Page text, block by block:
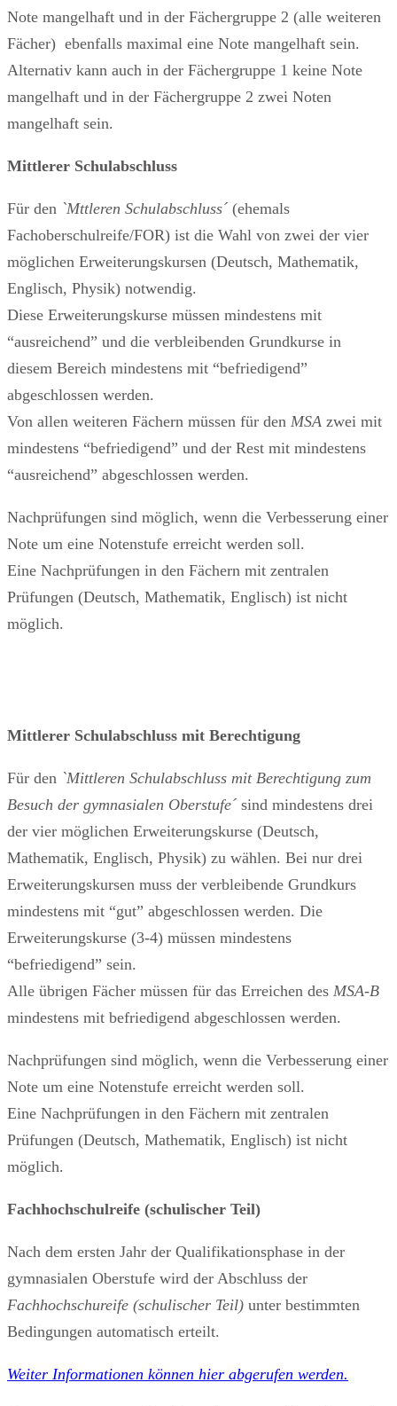
Note mangelhaft und in der Fächergruppe 2 (alle weiteren
Fächer) ebenfalls maximal eine Note mangelhaft sein.
Alternativ kann auch in der Fächergruppe 1 keine Note
mangelhaft und in der Fächergruppe 2 zwei Noten
mangelhaft sein.
Mittlerer Schulabschluss
Für den `Mttleren Schulabschluss´ (ehemals
Fachoberschulreife/FOR) ist die Wahl von zwei der vier
möglichen Erweiterungskursen (Deutsch, Mathematik,
Englisch, Physik) notwendig.
Diese Erweiterungskurse müssen mindestens mit
“ausreichend” und die verbleibenden Grundkurse in
diesem Bereich mindestens mit “befriedigend”
abgeschlossen werden.
Von allen weiteren Fächern müssen für den MSA zwei mit
mindestens “befriedigend” und der Rest mit mindestens
“ausreichend” abgeschlossen werden.
Nachprüfungen sind möglich, wenn die Verbesserung einer
Note um eine Notenstufe erreicht werden soll.
Eine Nachprüfungen in den Fächern mit zentralen
Prüfungen (Deutsch, Mathematik, Englisch) ist nicht
möglich.
Mittlerer Schulabschluss mit Berechtigung
Für den `Mittleren Schulabschluss mit Berechtigung zum
Besuch der gymnasialen Oberstufe´ sind mindestens drei
der vier möglichen Erweiterungskurse (Deutsch,
Mathematik, Englisch, Physik) zu wählen. Bei nur drei
Erweiterungskursen muss der verbleibende Grundkurs
mindestens mit “gut” abgeschlossen werden. Die
Erweiterungskurse (3-4) müssen mindestens
“befriedigend” sein.
Alle übrigen Fächer müssen für das Erreichen des MSA-B
mindestens mit befriedigend abgeschlossen werden.
Nachprüfungen sind möglich, wenn die Verbesserung einer
Note um eine Notenstufe erreicht werden soll.
Eine Nachprüfungen in den Fächern mit zentralen
Prüfungen (Deutsch, Mathematik, Englisch) ist nicht
möglich.
Fachhochschulreife (schulischer Teil)
Nach dem ersten Jahr der Qualifikationsphase in der
gymnasialen Oberstufe wird der Abschluss der
Fachhochschureife (schulischer Teil) unter bestimmten
Bedingungen automatisch erteilt.
Weiter Informationen können hier abgerufen werden.